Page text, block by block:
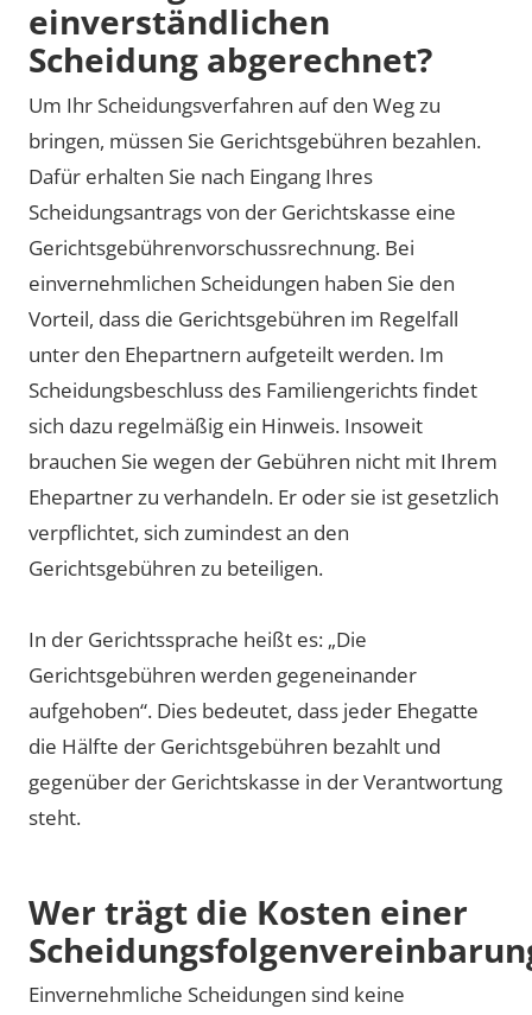
einverständlichen
Scheidung abgerechnet?
Um Ihr Scheidungsverfahren auf den Weg zu
bringen, müssen Sie Gerichtsgebühren bezahlen.
Dafür erhalten Sie nach Eingang Ihres
Scheidungsantrags von der Gerichtskasse eine
Gerichtsgebührenvorschussrechnung. Bei
einvernehmlichen Scheidungen haben Sie den
Vorteil, dass die Gerichtsgebühren im Regelfall
unter den Ehepartnern aufgeteilt werden. Im
Scheidungsbeschluss des Familiengerichts findet
sich dazu regelmäßig ein Hinweis. Insoweit
brauchen Sie wegen der Gebühren nicht mit Ihrem
Ehepartner zu verhandeln. Er oder sie ist gesetzlich
verpflichtet, sich zumindest an den
Gerichtsgebühren zu beteiligen.
In der Gerichtssprache heißt es: „Die
Gerichtsgebühren werden gegeneinander
aufgehoben“. Dies bedeutet, dass jeder Ehegatte
die Hälfte der Gerichtsgebühren bezahlt und
gegenüber der Gerichtskasse in der Verantwortung
steht.
Wer trägt die Kosten einer
Einvernehmliche Scheidungen sind keine